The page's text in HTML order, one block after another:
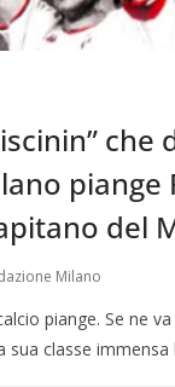
che
piange
del
Milano
piange. Se ne
sua classe immensa